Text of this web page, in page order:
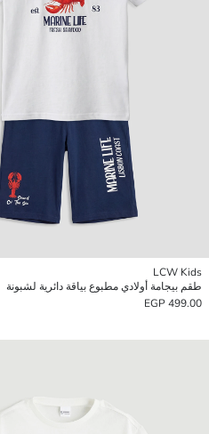
LCW Kids
طقم بيجامة أولادي مطبوع بياقة دائرية لشبونة
499.00 EGP